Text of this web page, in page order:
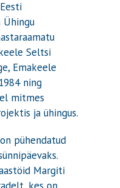
Ühingu
Seltsi
Emakeele
ning
mitmes
ja ühingus.
pühendatud
Margiti